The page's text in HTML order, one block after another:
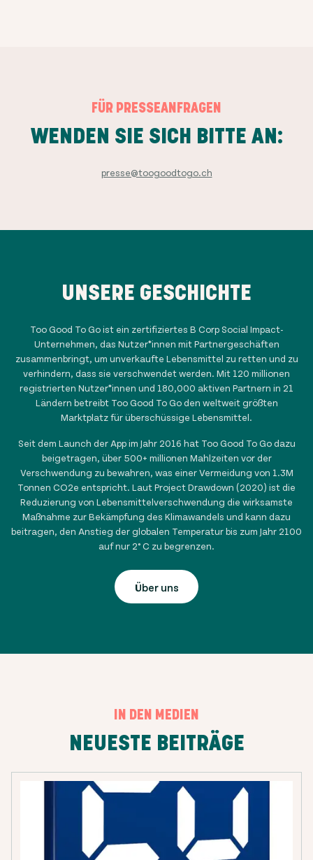
FÜR PRESSEANFRAGEN
WENDEN SIE SICH BITTE AN:
presse@toogoodtogo.ch
UNSERE GESCHICHTE
Too Good To Go ist ein zertifiziertes B Corp Social Impact-
Unternehmen, das Nutzer*innen mit Partnergeschäften
zusammenbringt, um unverkaufte Lebensmittel zu retten und zu
verhindern, dass sie verschwendet werden. Mit 120 millionen
registrierten Nutzer*innen und 180,000 aktiven Partnern in 21
Ländern betreibt Too Good To Go den weltweit größten
Marktplatz für überschüssige Lebensmittel.
Seit dem Launch der App im Jahr 2016 hat Too Good To Go dazu
beigetragen, über 500+ millionen Mahlzeiten vor der
Verschwendung zu bewahren, was einer Vermeidung von 1.3M
Tonnen CO2e entspricht. Laut Project Drawdown (2020) ist die
Reduzierung von Lebensmittelverschwendung die wirksamste
Maßnahme zur Bekämpfung des Klimawandels und kann dazu
beitragen, den Anstieg der globalen Temperatur bis zum Jahr 2100
auf nur 2° C zu begrenzen.
Über uns
IN DEN MEDIEN
NEUESTE BEITRÄGE